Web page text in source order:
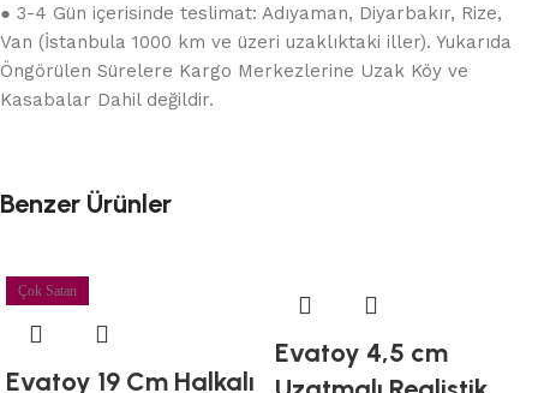
● 3-4 Gün içerisinde teslimat: Adıyaman, Diyarbakır, Rize,
Van (İstanbula 1000 km ve üzeri uzaklıktaki iller). Yukarıda
Öngörülen Sürelere Kargo Merkezlerine Uzak Köy ve
Kasabalar Dahil değildir.
Benzer Ürünler
Çok Satan
Evatoy 19 Cm Halkalı
Evatoy 4,5 cm